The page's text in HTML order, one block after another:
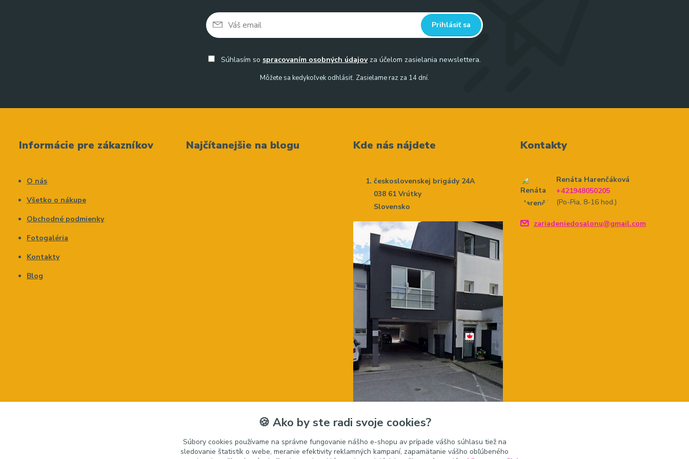
Prihlásiť sa
Súhlasím so spracovaním osobných údajovza účelom zasielania newslettera.
Môžete sa kedykoľvek odhlásiť. Zasielame raz za 14 dní.
Informácie pre zákazníkov
O nás
Všetko o nákupe
Obchodné podmienky
Fotogaléria
Kontakty
Blog
Najčítanejšie na blogu Kde nás nájdete
československej brigády 24A
038 61 Vrútky
Slovensko
Kontakty
Renáta Harenčáková
+421948050205
(Po-Pia, 8-16 hod.)
zariadeniedosalonu@gmail.com
🍪 Ako by ste radi svoje cookies?
Súbory cookies používame na správne fungovanie nášho e-shopu av prípade vášho súhlasu tiež na
sledovanie štatistík o webe, meranie efektivity reklamných kampaní, zapamätanie vášho obľúbeného